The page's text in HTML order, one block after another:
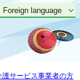
Foreign language
護サービス事業者の方